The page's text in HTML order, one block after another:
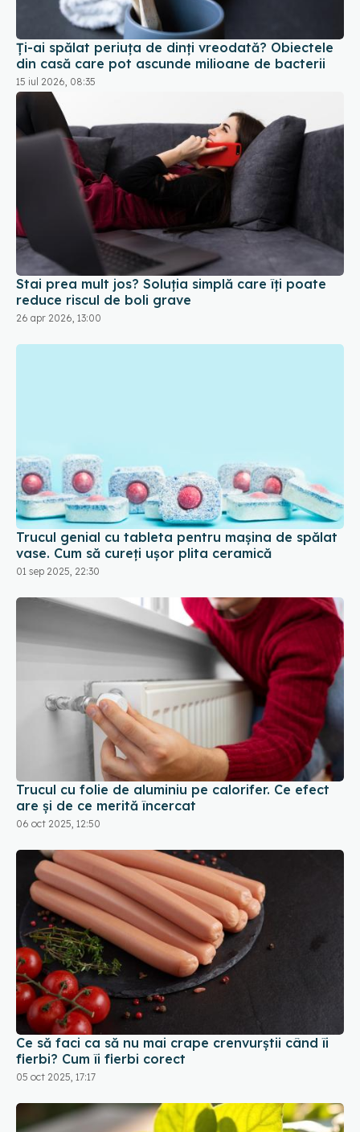
15 iul 2026, 08:35
Stai prea mult jos? Soluția simplă care îți poate
reduce riscul de boli grave
26 apr 2026, 13:00
Trucul genial cu tableta pentru mașina de spălat
vase. Cum să cureți ușor plita ceramică
01 sep 2025, 22:30
Trucul cu folie de aluminiu pe calorifer. Ce efect
are și de ce merită încercat
Ce să faci ca să nu mai crape crenvurștii când îi
fierbi? Cum îi fierbi corect
05 oct 2025, 17:17